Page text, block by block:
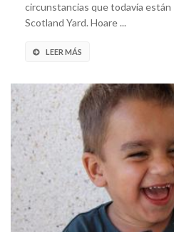
circunstancias que todavía
Scotland Yard. Hoare ...
LEER MÁS